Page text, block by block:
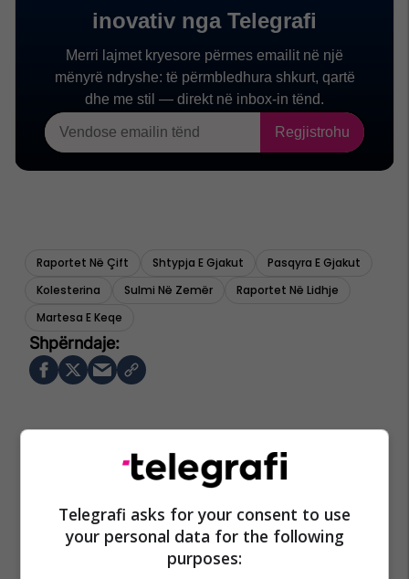
Raportet Në Çift Shtypja E Gjakut
Pasqyra E Gjakut
Kolesterina
Sulmi Në Zemër
Raportet Në Lidhje
Martesa E Keqe
Telegrafi asks for your consent to use
your personal data for the following
purposes: